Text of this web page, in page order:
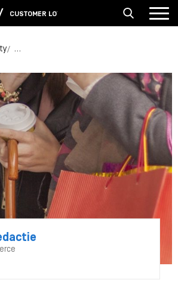
CUSTOMER LOYALTY
Hoe willen klanten benaderd worden door